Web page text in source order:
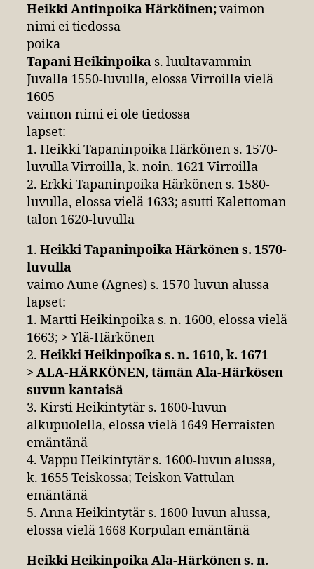
Heikki Antinpoika Härköinen;vaimon
nimi ei tiedossa
poika
Tapani Heikinpoika s. luultavammin
Juvalla 1550-luvulla, elossa Virroilla vielä
1605
vaimon nimi ei ole tiedossa
lapset:
1. Heikki Tapaninpoika Härkönen s. 1570-
luvulla Virroilla, k. noin. 1621 Virroilla
2. Erkki Tapaninpoika Härkönen s. 1580-
luvulla, elossa vielä 1633; asutti Kalettoman
talon 1620-luvulla
1. Heikki Tapaninpoika Härkönen s. 1570-
luvulla
vaimo Aune (Agnes) s. 1570-luvun alussa
lapset:
1. Martti Heikinpoika s. n. 1600, elossa vielä
1663; > Ylä-Härkönen
2. Heikki Heikinpoika s. n. 1610, k. 1671
> ALA-HÄRKÖNEN, tämän Ala-Härkösen
suvun kantaisä
3. Kirsti Heikintytär s. 1600-luvun
alkupuolella, elossa vielä 1649 Herraisten
emäntänä
4. Vappu Heikintytär s. 1600-luvun alussa,
k. 1655 Teiskossa; Teiskon Vattulan
emäntänä
5. Anna Heikintytär s. 1600-luvun alussa,
elossa vielä 1668 Korpulan emäntänä
Heikki Heikinpoika Ala-Härkönen s. n.